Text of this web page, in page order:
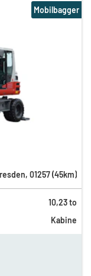
Mobilbagger
, 01257(45km)
10,23 to
Kabine